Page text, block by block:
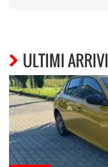
ULTIMI ARRIVI